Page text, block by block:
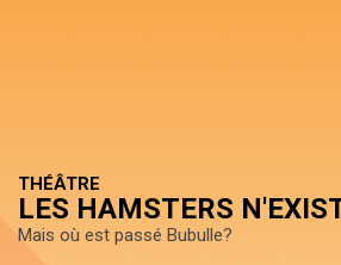
THÉÂTRE
LES HAMSTERS
Mais où est passé Bubulle?